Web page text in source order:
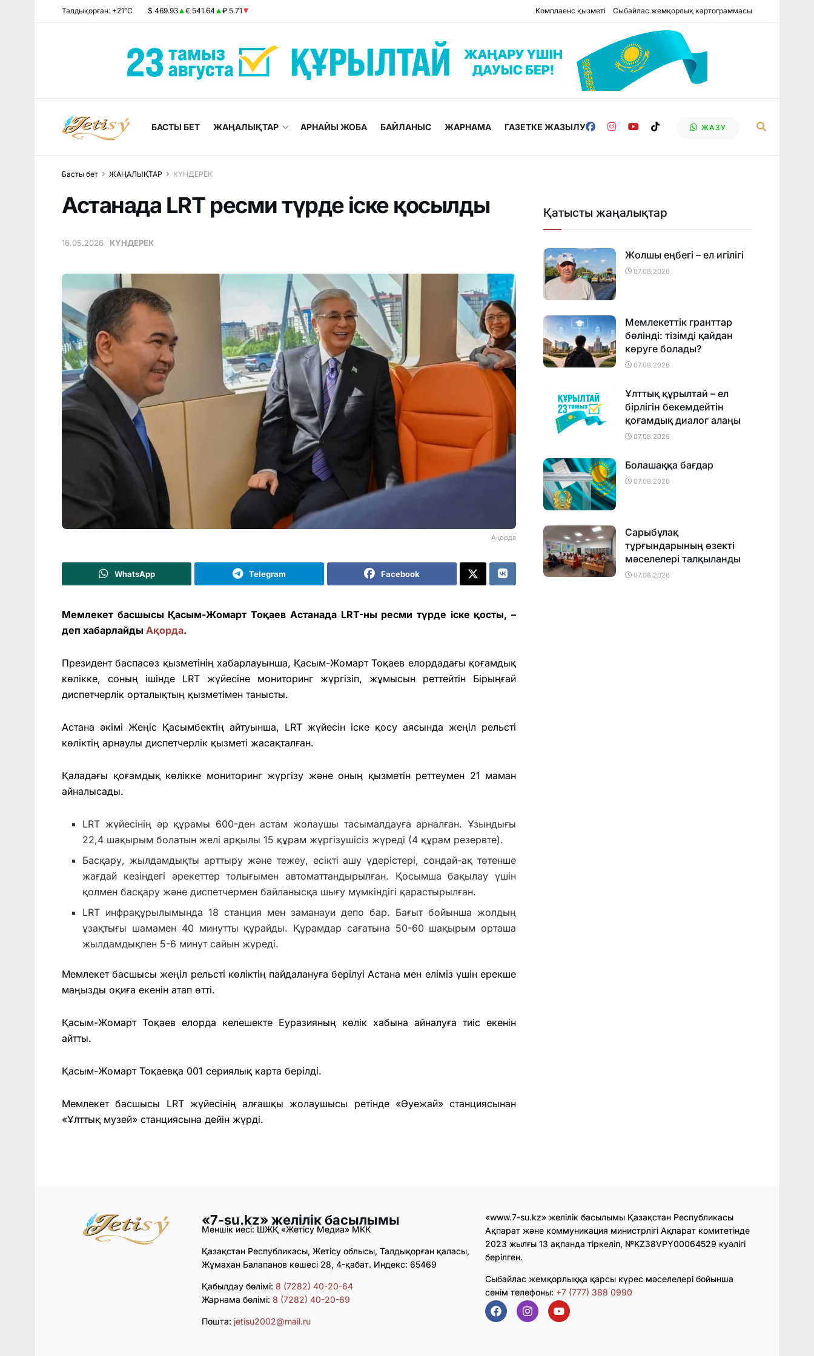
Талдықорған: +21°C $ 469.93 € 541.64 ₽ 5.71 Комплаенс қызметі Сыбайлас жемқорлық картограммасы
БАСТЫ БЕТ ЖАҢАЛЫҚТАР АРНАЙЫ ЖОБА БАЙЛАНЫС ЖАРНАМА ГАЗЕТКЕ ЖАЗЫЛУ ЖАЗУ
Басты бет ЖАҢАЛЫҚТАР КҮНДЕРЕК
Астанада LRT ресми түрде іске қосылды
16.05.2026 КҮНДЕРЕК
Ақорда
WhatsApp Telegram Facebook
Мемлекет басшысы Қасым-Жомарт Тоқаев Астанада LRT-ны ресми түрде іске қосты, –
деп хабарлайды Ақорда.
Президент баспасөз қызметінің хабарлауынша, Қасым-Жомарт Тоқаев елордадағы қоғамдық
көлікке, соның ішінде LRT жүйесіне мониторинг жүргізіп, жұмысын реттейтін Бірыңғай
диспетчерлік орталықтың қызметімен танысты.
Астана әкімі Жеңіс Қасымбектің айтуынша, LRT жүйесін іске қосу аясында жеңіл рельсті
көліктің арнаулы диспетчерлік қызметі жасақталған.
Қаладағы қоғамдық көлікке мониторинг жүргізу және оның қызметін реттеумен 21 маман
айналысады.
LRT жүйесінің әр құрамы 600-ден астам жолаушы тасымалдауға арналған. Ұзындығы
22,4 шақырым болатын желі арқылы 15 құрам жүргізушісіз жүреді (4 құрам резервте).
Басқару, жылдамдықты арттыру және тежеу, есікті ашу үдерістері, сондай-ақ төтенше
жағдай кезіндегі әрекеттер толығымен автоматтандырылған. Қосымша бақылау үшін
қолмен басқару және диспетчермен байланысқа шығу мүмкіндігі қарастырылған.
LRT инфрақұрылымында 18 станция мен заманауи депо бар. Бағыт бойынша жолдың
ұзақтығы шамамен 40 минутты құрайды. Құрамдар сағатына 50-60 шақырым орташа
жылдамдықпен 5-6 минут сайын жүреді.
Мемлекет басшысы жеңіл рельсті көліктің пайдалануға берілуі Астана мен еліміз үшін ерекше
маңызды оқиға екенін атап өтті.
Қасым-Жомарт Тоқаев елорда келешекте Еуразияның көлік хабына айналуға тиіс екенін
айтты.
Қасым-Жомарт Тоқаевқа 001 сериялық карта берілді.
Мемлекет басшысы LRT жүйесінің алғашқы жолаушысы ретінде «Әуежай» станциясынан
«Ұлттық музей» станциясына дейін жүрді.
Қатысты жаңалықтар
Жолшы еңбегі – ел игілігі
07.08.2026
Мемлекеттік гранттар
бөлінді: тізімді қайдан
көруге болады?
07.08.2026
Ұлттық құрылтай – ел
бірлігін бекемдейтін
қоғамдық диалог алаңы
07.08.2026
Болашаққа бағдар
07.08.2026
Сарыбұлақ
тұрғындарының өзекті
мәселелері талқыланды
07.08.2026
«7-su.kz» желілік басылымы
Меншік иесі: ШЖҚ «Жетісу Медиа» МКК
Қазақстан Республикасы, Жетісу облысы, Талдықорған қаласы,
Жұмахан Балапанов көшесі 28, 4-қабат. Индекс: 65469
Қабылдау бөлімі: 8 (7282) 40-20-64
Жарнама бөлімі: 8 (7282) 40-20-69
Пошта: jetisu2002@mail.ru
«www.7-su.kz» желілік басылымы Қазақстан Республикасы
Ақпарат және коммуникация министрлігі Ақпарат комитетінде
2023 жылғы 13 ақпанда тіркеліп, №KZ38VPY00064529 куәлігі
берілген.
Сыбайлас жемқорлыққа қарсы күрес мәселелері бойынша
сенім телефоны: +7 (777) 388 0990